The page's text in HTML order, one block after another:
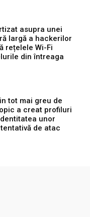
asupra unei
largă a hackerilor
rețelele Wi-Fi
din întreaga
tot mai greu de
a creat profiluri
unor
de atac